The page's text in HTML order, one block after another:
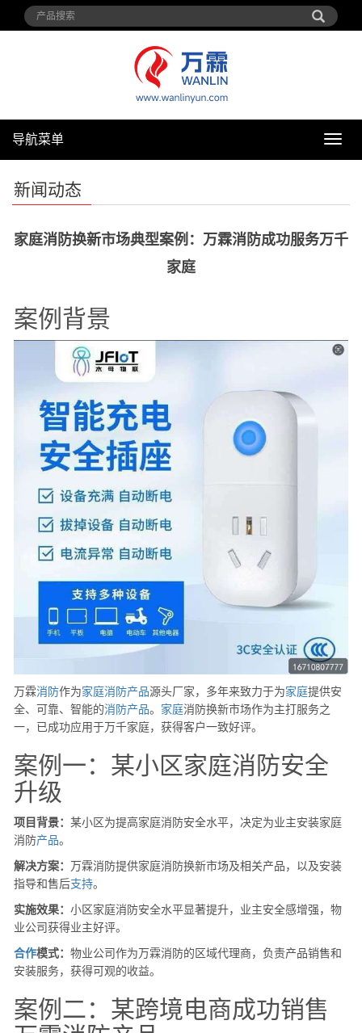
导
导航菜单
新闻动态
家庭消防换新市场典型案例：万霖消防成功服务万千
家庭
案例背景
万霖消防作为家庭消防产品源头厂家，多年来致力于为家庭提供安
全、可靠、智能的消防产品。 家庭消防换新市场作为主打服务之
一，已成功应用于万千家庭，获得客户一致好评。
案例一：某小区家庭消防安全
升级
项目背景： 某小区为提高家庭消防安全水平，决定为业主安装家庭
消防产品。
解决方案： 万霖消防提供家庭消防换新市场及相关产品，以及安装
指导和售后支持。
实施效果： 小区家庭消防安全水平显著提升，业主安全感增强，物
业公司获得业主好评。
合作模式： 物业公司作为万霖消防的区域代理商，负责产品销售和
安装服务，获得可观的收益。
案例二：某跨境电商成功销售